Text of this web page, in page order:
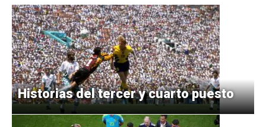
Historias del tercer y cuarto puesto